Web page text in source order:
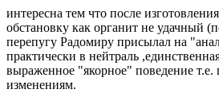
интересна тем что после
обстановку как органит не удачный
перепугу Радомиру присылал на
практически в нейтраль
выраженное "якорное" поведение т.е.
изменениям.